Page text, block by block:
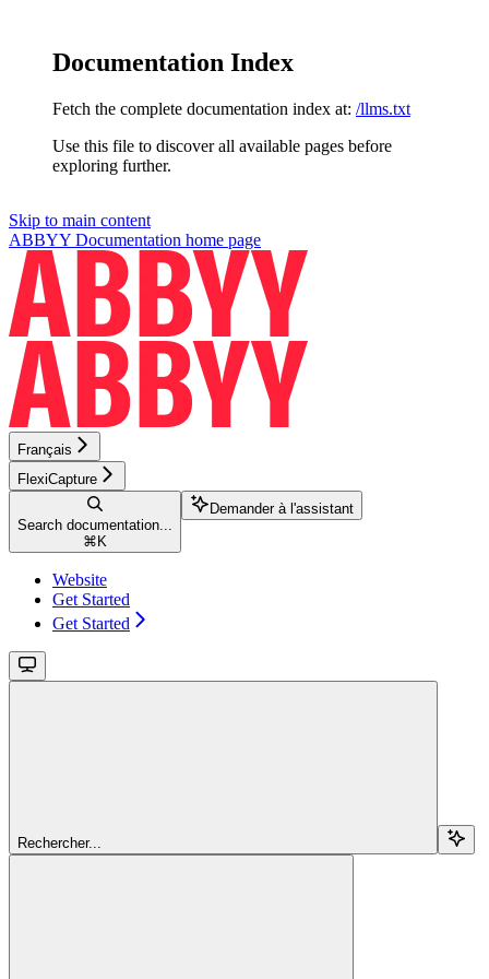
Documentation Index
Fetch the complete documentation index at: /llms.txt
Use this file to discover all available pages before
exploring further.
Skip to main content
ABBYY Documentation home page
Français
FlexiCapture
Search documentation...
⌘ K
Demander à l'assistant
Website
Get Started
Get Started
Rechercher...